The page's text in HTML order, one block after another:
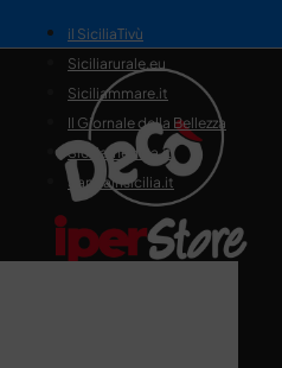
il SiciliaTivù
Siciliarurale.eu
Siciliammare.it
Il Giornale della Bellezza
Siciliamedica.it
Sanitainsicilia.it